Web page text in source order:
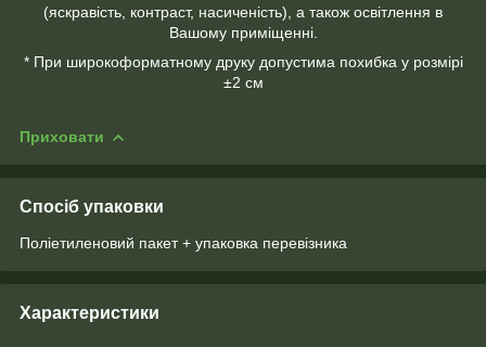
(яскравість, контраст, насиченість), а також освітлення в
Вашому приміщенні.
* При широкоформатному друку допустима похибка у розмірі
±2 см
Приховати
Спосіб упаковки
Поліетиленовий пакет + упаковка перевізника
Характеристики